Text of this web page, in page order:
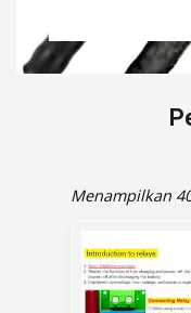
Menampilkan